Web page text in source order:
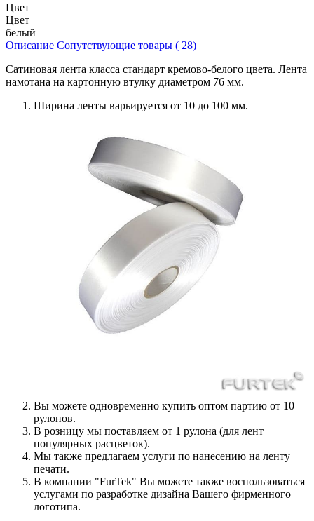
Цвет
Цвет
белый
Описание Сопутствующие товары ( 28)
Сатиновая лента класса стандарт кремово-белого цвета. Лента
намотана на картонную втулку диаметром 76 мм.
Ширина ленты варьируется от 10 до 100 мм.
Вы можете одновременно купить оптом партию от 10
рулонов.
В розницу мы поставляем от 1 рулона (для лент
популярных расцветок).
Мы также предлагаем услуги по нанесению на ленту
печати.
В компании "FurTek" Вы можете также воспользоваться
услугами по разработке дизайна Вашего фирменного
логотипа.